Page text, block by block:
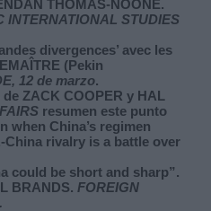
THOMAS-NOONE.
INTERNATIONAL STUDIES
divergences’ avec les
(Pekin
12 de marzo.
ZACK COOPER y HAL
resumen este punto
when China’s regimen
China rivalry is a battle over
could be short and sharp”.
BRANDS. FOREIGN